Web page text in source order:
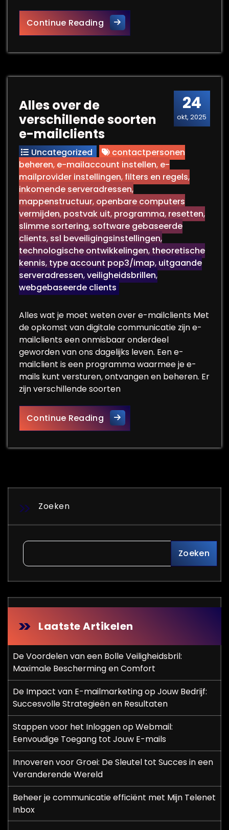
Continue ReadingBeheer je e-mails efficiënt
24
okt, 2025
Alles over de
verschillende soorten
e-mailclients
Uncategorized
contactpersonen
beheren, e-mailaccount instellen, e-
mailprovider instellingen, filters en regels,
inkomende serveradressen,
mappenstructuur, openbare computers
vermijden, postvak uit, programma, resetten,
slimme sortering, software gebaseerde
clients, ssl beveiligingsinstellingen,
technologische ontwikkelingen, theoretische
kennis, type account pop3/imap, uitgaande
serveradressen,veiligheidsbrillen,
webgebaseerde clients
Alles wat je moet weten over e-mailclients Met
de opkomst van digitale communicatie zijn e-
mailclients een onmisbaar onderdeel
geworden van ons dagelijks leven. Een e-
mailclient is een programma waarmee je e-
mails kunt versturen, ontvangen en beheren. Er
zijn verschillende soorten
Continue ReadingAlles over de verschillende
Zoeken
Zoeken
Laatste Artikelen
De Voordelen van een Bolle Veiligheidsbril:
Maximale Bescherming en Comfort
De Impact van E-mailmarketing op Jouw Bedrijf:
Succesvolle Strategieën en Resultaten
Stappen voor het Inloggen op Webmail:
Eenvoudige Toegang tot Jouw E-mails
Innoveren voor Groei: De Sleutel tot Succes in een
Veranderende Wereld
Beheer je communicatie efficiënt met Mijn Telenet
Inbox